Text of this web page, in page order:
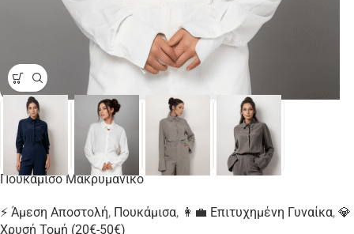
Πουκάμισο Μακρυμάνικο
⚡ Άμεση Αποστολή, Πουκάμισα, 👩‍💼 Επιτυχημένη Γυναίκα, 💎
Χρυσή Τομή (20€-50€)